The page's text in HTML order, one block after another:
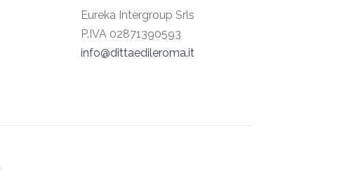
Eureka Intergroup Srls
P.IVA 02871390593
info@dittaedileroma.it